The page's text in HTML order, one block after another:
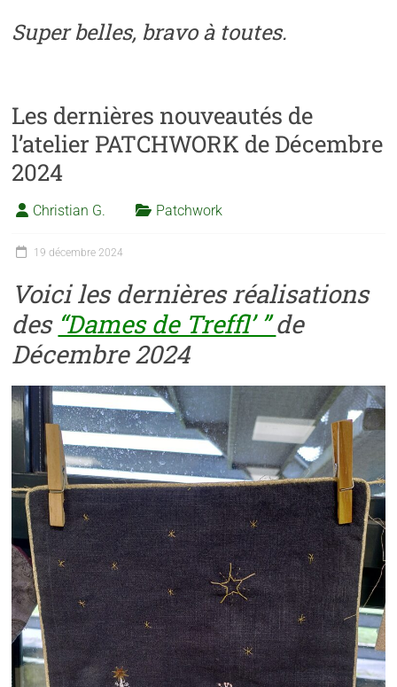
Super belles, bravo à toutes.
Les dernières nouveautés de
l’atelier PATCHWORK de Décembre
2024
Christian G. Patchwork
19 décembre 2024
Voici les dernières réalisations
des “Dames de Treffl’ ”de
Décembre 2024